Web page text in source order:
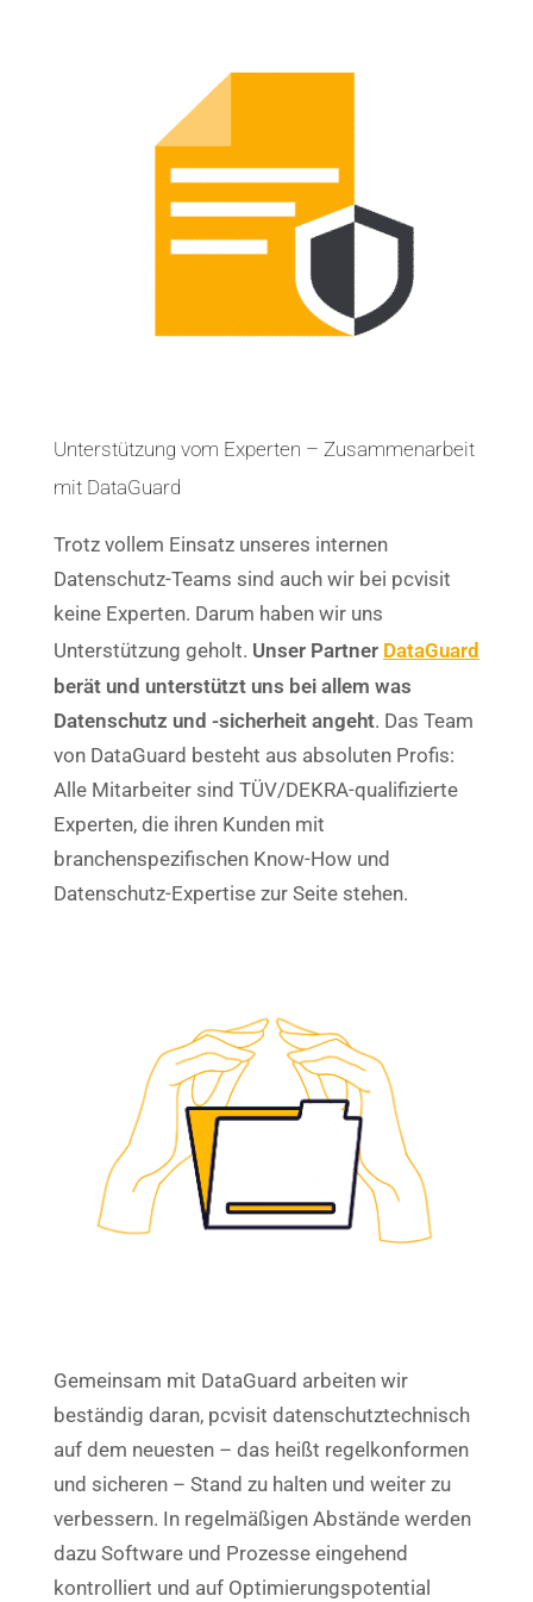
Unterstützung vom Experten – Zusammenarbeit
mit DataGuard
Trotz vollem Einsatz unseres internen
Datenschutz-Teams sind auch wir bei pcvisit
keine Experten. Darum haben wir uns
Unterstützung geholt. Unser Partner DataGuard
berät und unterstützt uns bei allem was
Datenschutz und -sicherheit angeht. Das Team
von DataGuard besteht aus absoluten Profis:
Alle Mitarbeiter sind TÜV/DEKRA-qualifizierte
Experten, die ihren Kunden mit
branchenspezifischen Know-How und
Datenschutz-Expertise zur Seite stehen.
Gemeinsam mit DataGuard arbeiten wir
beständig daran, pcvisit datenschutztechnisch
auf dem neuesten – das heißt regelkonformen
und sicheren – Stand zu halten und weiter zu
verbessern. In regelmäßigen Abstände werden
dazu Software und Prozesse eingehend
kontrolliert und auf Optimierungspotential